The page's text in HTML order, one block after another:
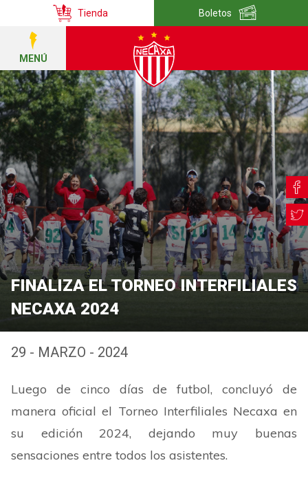
Tienda Boletos
MENÚ
FINALIZA EL TORNEO INTERFILIALES
NECAXA 2024
29 - MARZO - 2024
Luego de cinco días de futbol, concluyó de
manera oficial el Torneo Interfiliales Necaxa en
su edición 2024, dejando muy buenas
sensaciones entre todos los asistentes.